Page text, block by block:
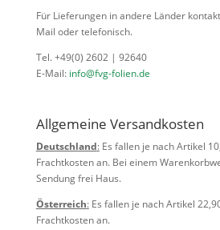
Für Lieferungen in andere Länder
Mail oder telefonisch.
Tel. +49(0) 2602 | 92640
E-Mail: info@fvg-folien.de
Allgemeine Versandkosten
Deutschland:Es fallen je nach Artikel
Frachtkosten an. Bei einem
Sendung frei Haus.
Österreich:Es fallen je nach Artikel
Frachtkosten an.